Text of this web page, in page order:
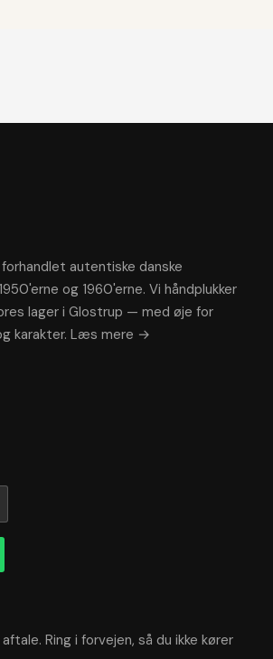
autentiske danske
og 1960'erne. Vi håndplukker
lager i Glostrup — med øje for
karakter. Læs mere →
Ring i forvejen, så du ikke kører